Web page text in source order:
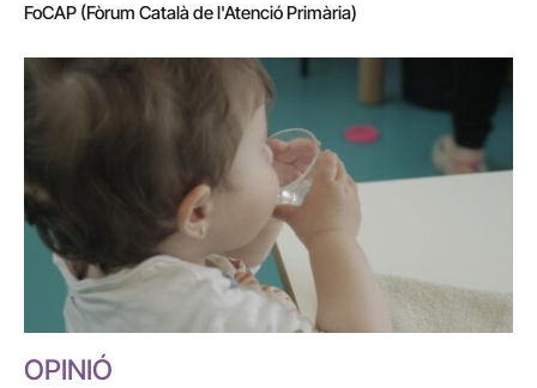
FoCAP (Fòrum Català de l'Atenció Primària)
OPINIÓ